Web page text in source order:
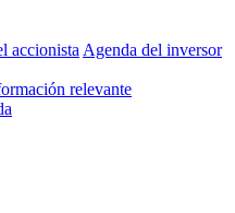
accionista Agenda del inversor
relevante